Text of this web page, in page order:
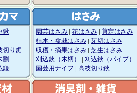
鍬
切り鋸
割
鎌
園芸はさみ 花はさみ
剪定はさみ
植木・盆栽はさみ
芽切はさみ
収穫・摘果はさみ
芝生はさみ
刈込鋏（木柄）
刈込鋏（パイプ）
園芸用ナイフ
高枝切り鋏